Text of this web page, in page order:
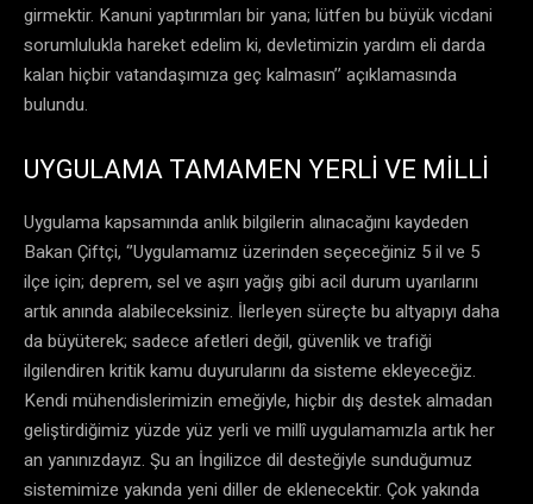
girmektir. Kanuni yaptırımları bir yana; lütfen bu büyük vicdani
sorumlulukla hareket edelim ki, devletimizin yardım eli darda
kalan hiçbir vatandaşımıza geç kalmasın’’ açıklamasında
bulundu.
UYGULAMA TAMAMEN YERLİ VE MİLLİ
Uygulama kapsamında anlık bilgilerin alınacağını kaydeden
Bakan Çiftçi, ‘’Uygulamamız üzerinden seçeceğiniz 5 il ve 5
ilçe için; deprem, sel ve aşırı yağış gibi acil durum uyarılarını
artık anında alabileceksiniz. İlerleyen süreçte bu altyapıyı daha
da büyüterek; sadece afetleri değil, güvenlik ve trafiği
ilgilendiren kritik kamu duyurularını da sisteme ekleyeceğiz.
Kendi mühendislerimizin emeğiyle, hiçbir dış destek almadan
geliştirdiğimiz yüzde yüz yerli ve millî uygulamamızla artık her
an yanınızdayız. Şu an İngilizce dil desteğiyle sunduğumuz
sistemimize yakında yeni diller de eklenecektir. Çok yakında